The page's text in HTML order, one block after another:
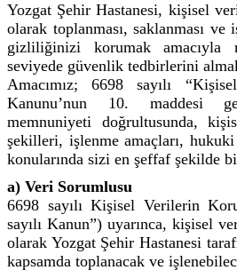
Yozgat Şehir Hastanesi, kişisel
olarak toplanması, saklanması ve
gizliliğinizi korumak
seviyede güvenlik tedbirlerini
Amacımız; 6698 sayılı
Kanunu’nun 10. maddesi
memnuniyeti doğrultusunda,
şekilleri, işlenme amaçları, hukuki
konularında sizi en şeffaf şekilde
a) Veri Sorumlusu
6698 sayılı Kişisel Verilerin
sayılı Kanun”) uyarınca, kişisel
olarak Yozgat Şehir Hastanesi
kapsamda toplanacak ve